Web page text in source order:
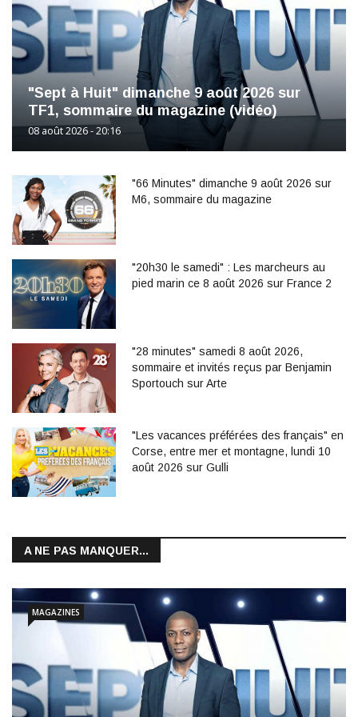
"Sept à Huit" dimanche 9 août 2026 sur
TF1, sommaire du magazine (vidéo)
08 août 2026 - 20:16
"66 Minutes" dimanche 9 août 2026 sur
M6, sommaire du magazine
"20h30 le samedi" : Les marcheurs au
pied marin ce 8 août 2026 sur France 2
"28 minutes" samedi 8 août 2026,
sommaire et invités reçus par Benjamin
Sportouch sur Arte
"Les vacances préférées des français" en
Corse, entre mer et montagne, lundi 10
août 2026 sur Gulli
A NE PAS MANQUER...
MAGAZINES